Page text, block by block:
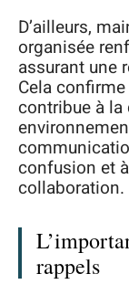
D’ailleurs,
organisée
assurant une
Cela
contribue à la
confusion et
collaboration.
rappels